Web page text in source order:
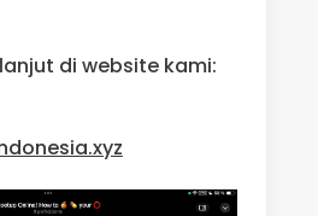
di website kami: